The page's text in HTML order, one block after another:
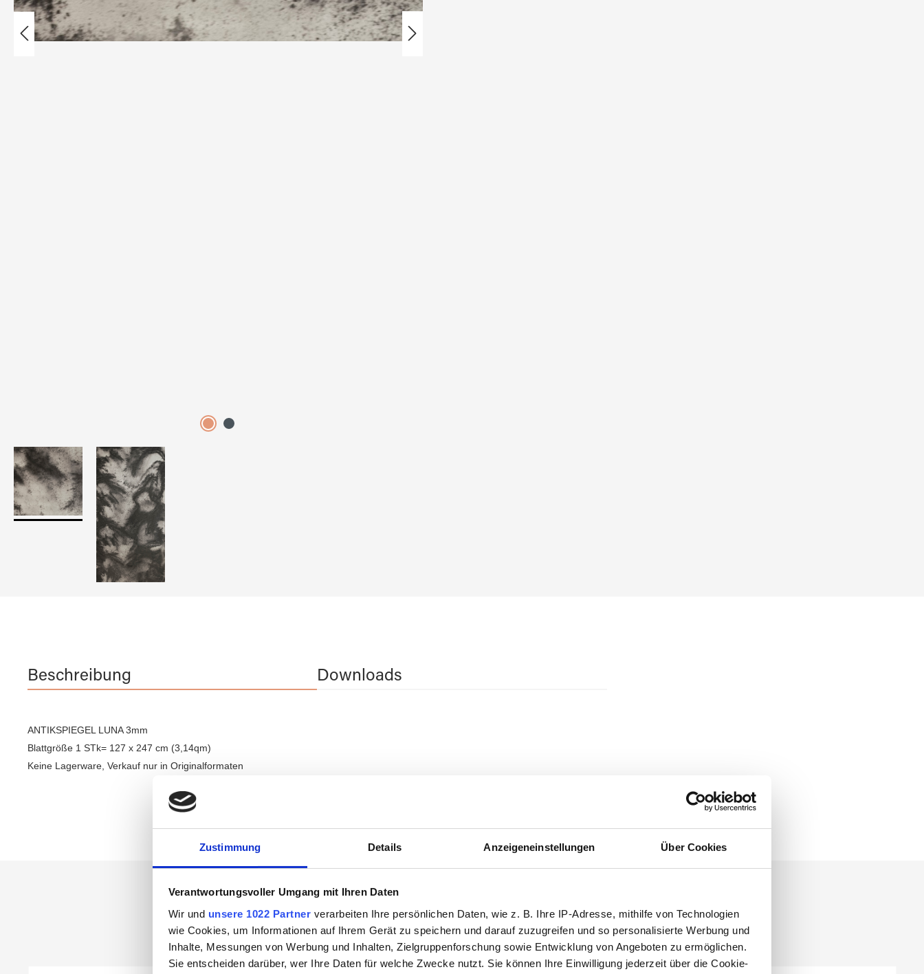
Zustimmung Details Anzeigeneinstellungen Über Cookies
Verantwortungsvoller Umgang mit Ihren Daten
Wir und unsere 1022 Partner verarbeiten Ihre persönlichen Daten, wie z. B. Ihre IP-Adresse, mithilfe von Technologien
wie Cookies, um Informationen auf Ihrem Gerät zu speichern und darauf zuzugreifen und so personalisierte Werbung und
Inhalte, Messungen von Werbung und Inhalten, Zielgruppenforschung sowie Entwicklung von Angeboten zu ermöglichen.
Sie entscheiden darüber, wer Ihre Daten für welche Zwecke nutzt. Sie können Ihre Einwilligung jederzeit über die Cookie-
Beschreibung Downloads
ANTIKSPIEGEL LUNA 3mm
Blattgröße 1 STk= 127 x 247 cm (3,14qm)
Keine Lagerware, Verkauf nur in Originalformaten
Das könnte Sie auch interessieren